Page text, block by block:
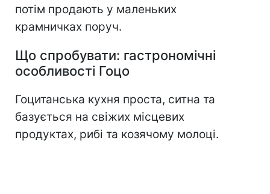
потім продають у маленьких
крамничках поруч.
Що спробувати: гастрономічні
особливості Гоцо
Гоцитанська кухня проста, ситна та
базується на свіжих місцевих
продуктах, рибі та козячому молоці.